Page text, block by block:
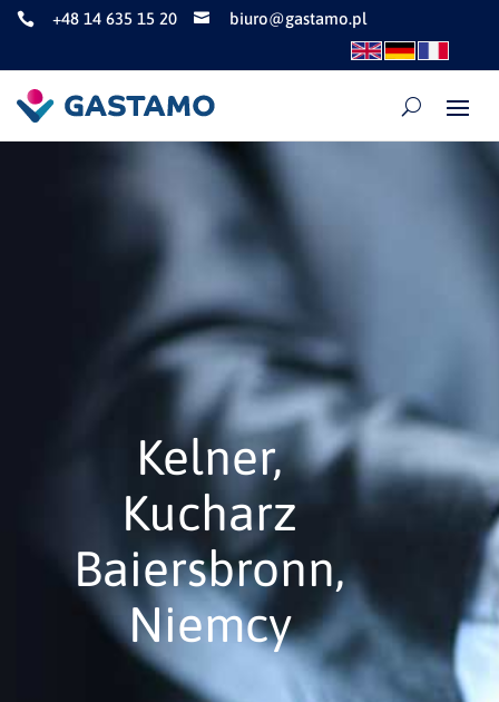
 +48 14 635 15 20  biuro@gastamo.pl
Kelner,
Kucharz
Baiersbronn,
Niemcy